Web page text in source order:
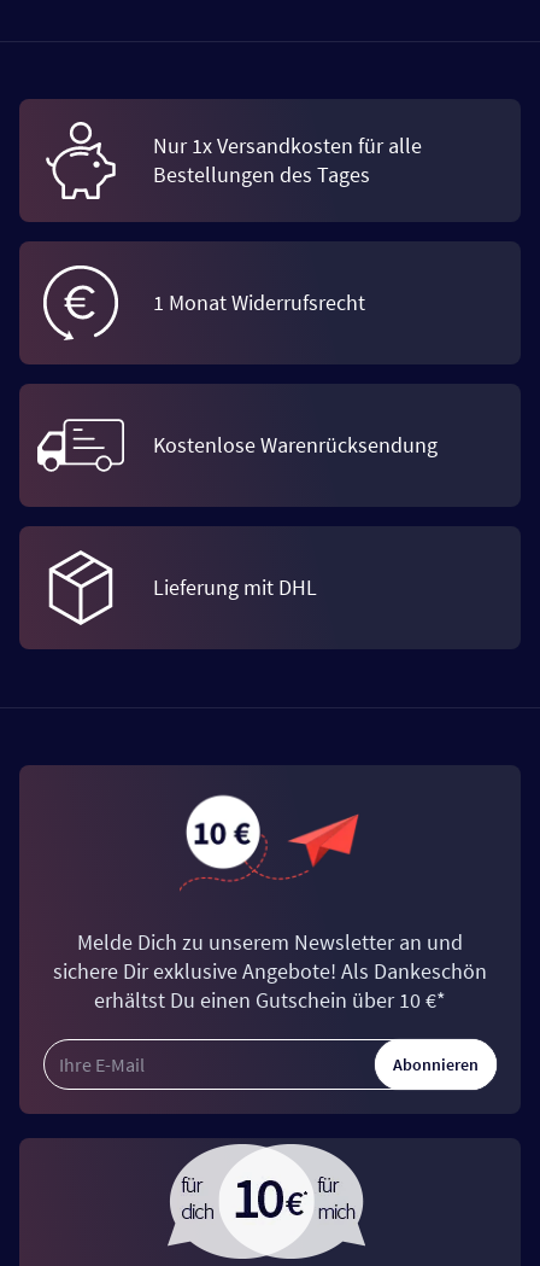
Nur 1x Versandkosten für alle
Bestellungen des Tages
1 Monat Widerrufsrecht
Kostenlose Warenrücksendung
Lieferung mit DHL
Melde Dich zu unserem Newsletter an und
sichere Dir exklusive Angebote! Als Dankeschön
erhältst Du einen Gutschein über 10 €*
Abonnieren